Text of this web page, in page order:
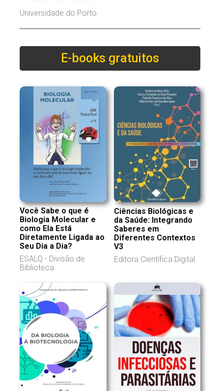
Universidade do Porto
E-books gratuitos
Você Sabe o que é
Biologia Molecular e
como Ela Está
Diretamente Ligada ao
Seu Dia a Dia?
ESALQ - Divisão de
Biblioteca
Ciências Biológicas e
da Saúde: Integrando
Saberes em
Diferentes Contextos
V3
Editora Científica Digital